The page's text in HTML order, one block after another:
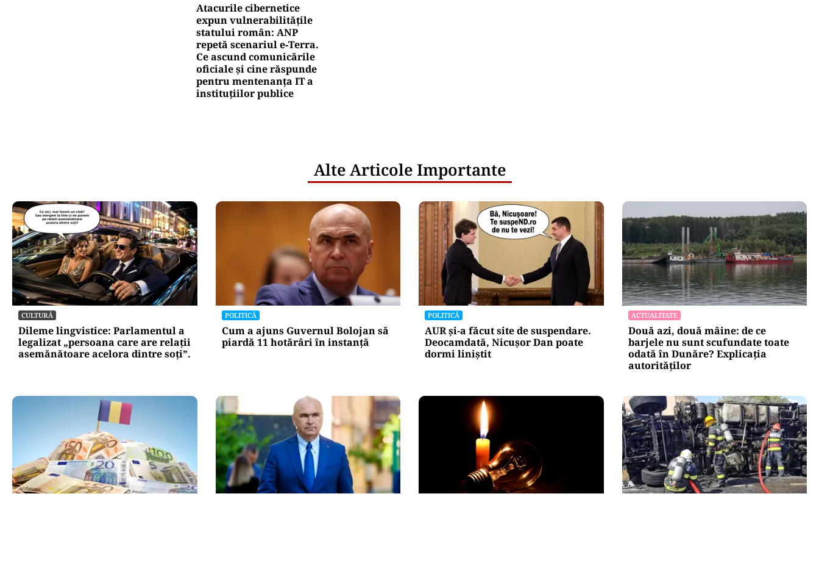
Atacurile cibernetice
expun vulnerabilitățile
statului român: ANP
repetă scenariul e‑Terra.
Ce ascund comunicările
oficiale și cine răspunde
pentru mentenanța IT a
instituțiilor publice
Alte Articole Importante
CULTURĂ
Dileme lingvistice: Parlamentul a
legalizat „persoana care are relații
asemănătoare acelora dintre soți”.
POLITICĂ
Cum a ajuns Guvernul Bolojan să
piardă 11 hotărâri în instanță
POLITICĂ
AUR și-a făcut site de suspendare.
Deocamdată, Nicușor Dan poate
dormi liniștit
ACTUALITATE
Două azi, două mâine: de ce
barjele nu sunt scufundate toate
odată în Dunăre? Explicația
autorităților